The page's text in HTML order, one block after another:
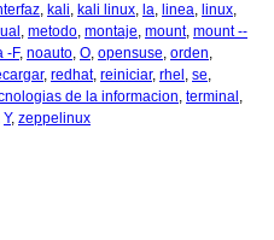
, kali, kali linux, la, linea, linux,
, metodo, montaje, mount, mount --
-F, noauto, O, opensuse, orden,
, redhat, reiniciar, rhel , se,
de la informacion, terminal ,
Y, zeppelinux